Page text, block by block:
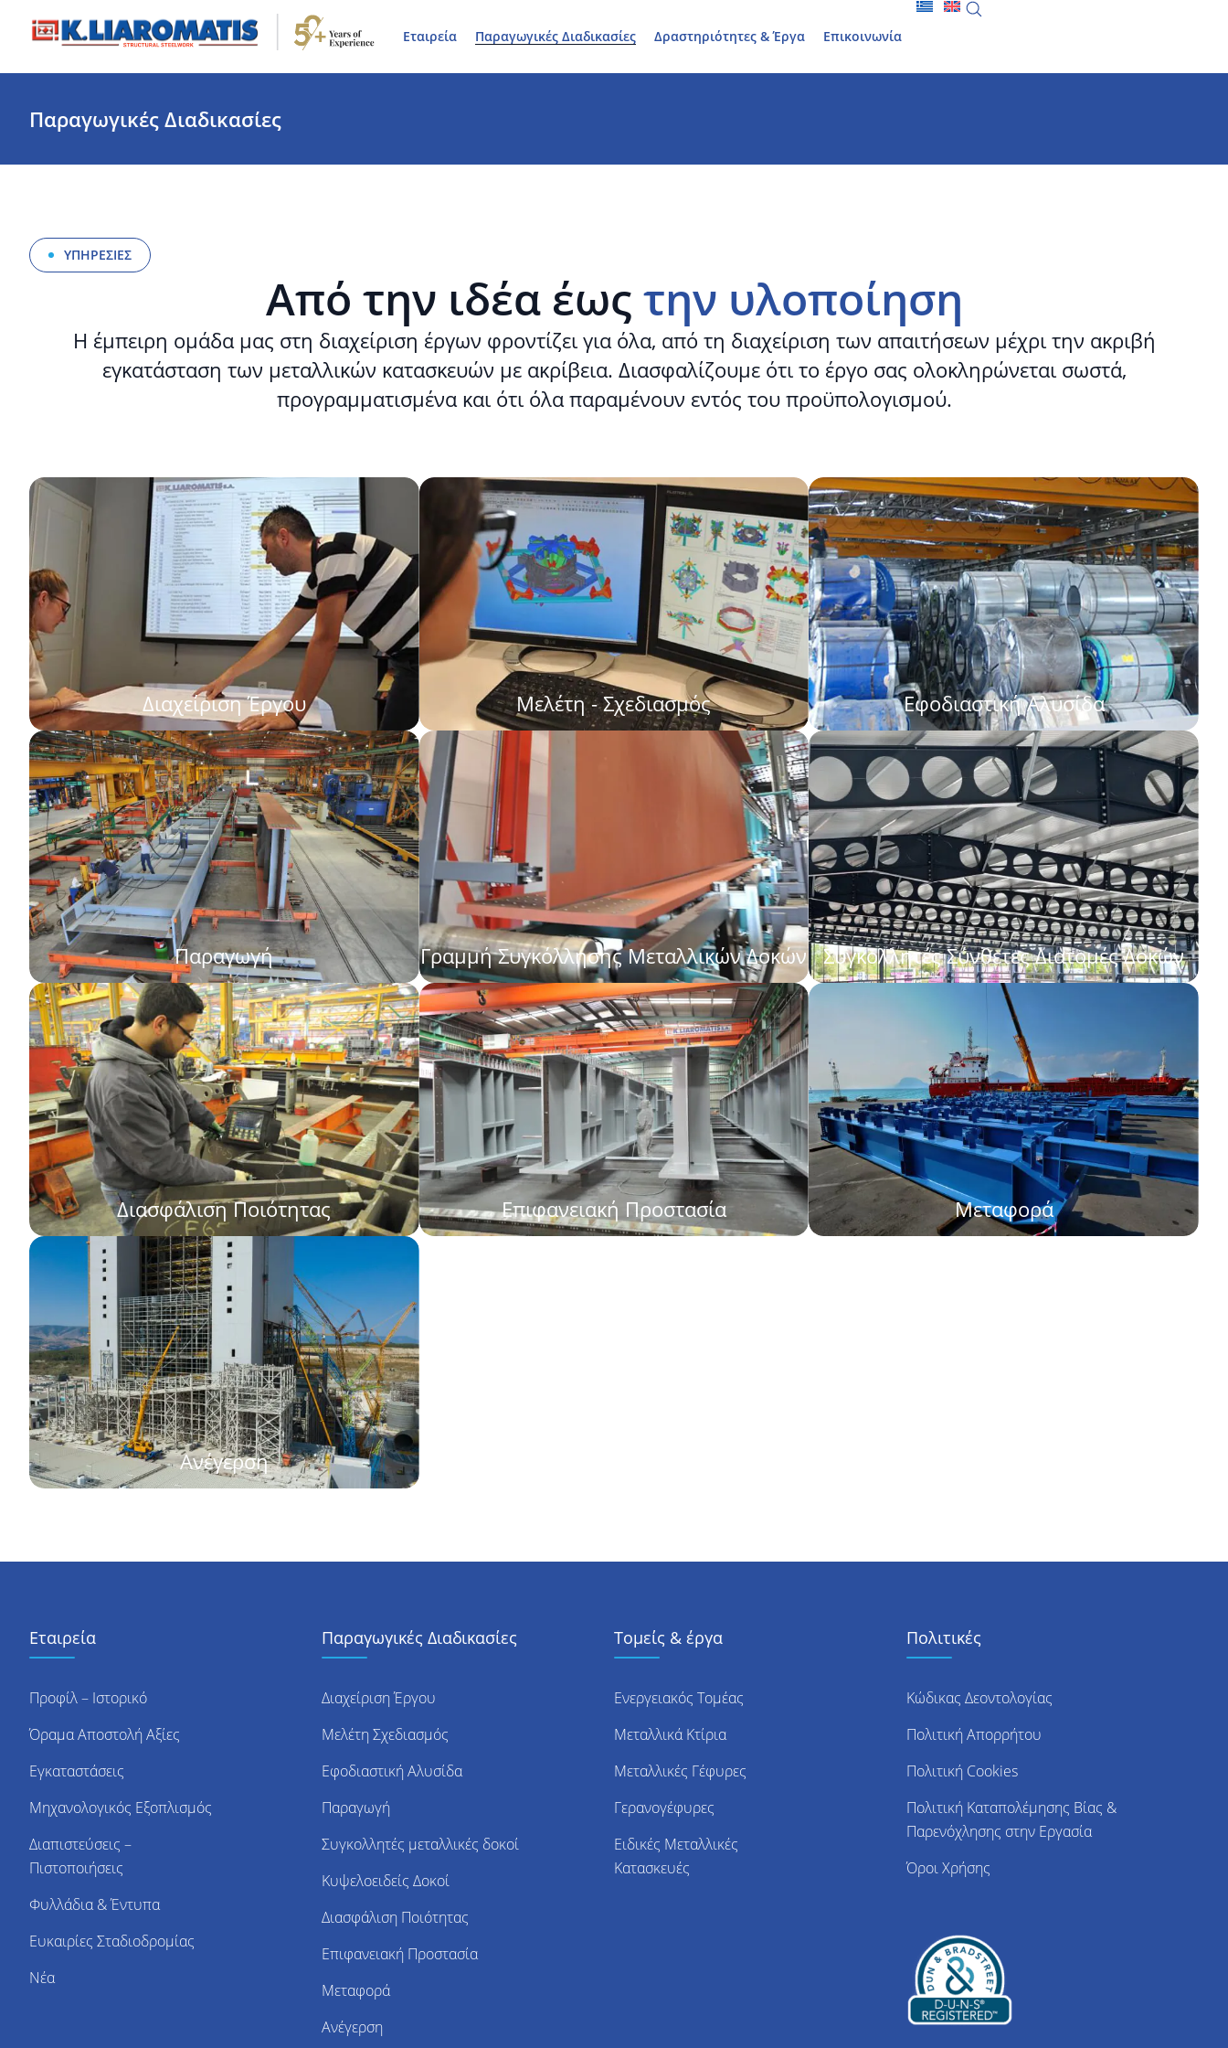
Εταιρεία Παραγωγικές Διαδικασίες Δραστηριότητες & Έργα Επικοινωνία
Παραγωγικές Διαδικασίες
ΥΠΗΡΕΣΙΕΣ
Από την ιδέα έως την υλοποίηση
Η έμπειρη ομάδα μας στη διαχείριση έργων φροντίζει για όλα, από τη διαχείριση των απαιτήσεων μέχρι την ακριβή
εγκατάσταση των μεταλλικών κατασκευών με ακρίβεια. Διασφαλίζουμε ότι το έργο σας ολοκληρώνεται σωστά,
προγραμματισμένα και ότι όλα παραμένουν εντός του προϋπολογισμού.
Διαχείριση Έργου Μελέτη - Σχεδιασμός Εφοδιαστική Αλυσίδα
Παραγωγή Γραμμή Συγκόλλησης Μεταλλικών Δοκών Συγκολλητές Σύνθετες Διατομές Δοκών
Διασφάλιση Ποιότητας Επιφανειακή Προστασία Μεταφορά
Ανέγερση
Εταιρεία
Προφίλ – Ιστορικό
Όραμα Αποστολή Αξίες
Εγκαταστάσεις
Μηχανολογικός Εξοπλισμός
Διαπιστεύσεις –
Πιστοποιήσεις
Φυλλάδια & Έντυπα
Ευκαιρίες Σταδιοδρομίας
Νέα
Παραγωγικές Διαδικασίες
Διαχείριση Έργου
Μελέτη Σχεδιασμός
Εφοδιαστική Αλυσίδα
Παραγωγή
Συγκολλητές μεταλλικές δοκοί
Κυψελοειδείς Δοκοί
Διασφάλιση Ποιότητας
Επιφανειακή Προστασία
Μεταφορά
Ανέγερση
Τομείς & έργα
Ενεργειακός Τομέας
Μεταλλικά Κτίρια
Μεταλλικές Γέφυρες
Γερανογέφυρες
Ειδικές Μεταλλικές
Κατασκευές
Πολιτικές
Κώδικας Δεοντολογίας
Πολιτική Απορρήτου
Πολιτική Cookies
Πολιτική Καταπολέμησης Βίας &
Παρενόχλησης στην Εργασία
Όροι Χρήσης